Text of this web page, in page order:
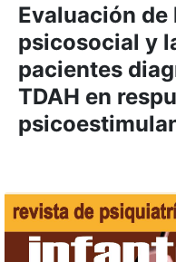
Evaluación
psicosocial y
pacientes
TDAH en